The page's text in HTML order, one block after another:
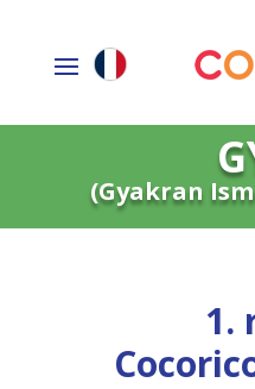
(Gyakran
1.